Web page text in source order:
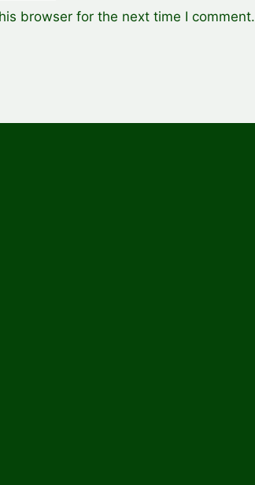
browser for the next time I comment.